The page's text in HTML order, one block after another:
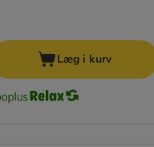
Læg i kurv